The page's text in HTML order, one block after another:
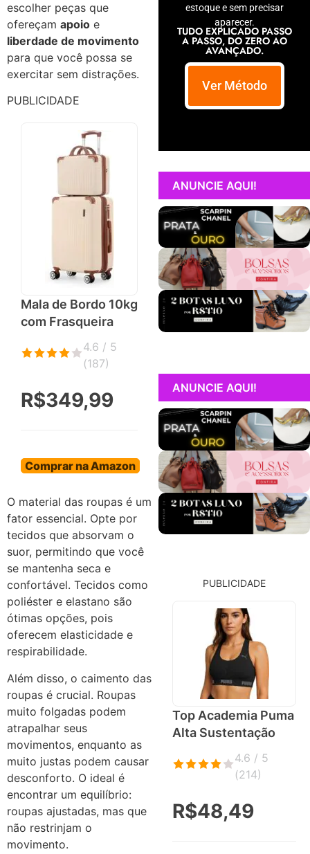
escolher peças que
ofereçam apoio e
liberdade de movimento
para que você possa se
exercitar sem distrações.
PUBLICIDADE
Mala de Bordo 10kg
com Frasqueira
4.6 / 5
(187)
R$349,99
Comprar na Amazon
O material das roupas é um
fator essencial. Opte por
tecidos que absorvam o
suor, permitindo que você
se mantenha seca e
confortável. Tecidos como
poliéster e elastano são
ótimas opções, pois
oferecem elasticidade e
respirabilidade.
Além disso, o caimento das
roupas é crucial. Roupas
muito folgadas podem
atrapalhar seus
movimentos, enquanto as
muito justas podem causar
desconforto. O ideal é
encontrar um equilíbrio:
roupas ajustadas, mas que
não restrinjam o
movimento.
estoque e sem precisar
aparecer.
TUDO EXPLICADO PASSO
A PASSO, DO ZERO AO
AVANÇADO.
Ver Método
ANUNCIE AQUI!
ANUNCIE AQUI!
PUBLICIDADE
Top Academia Puma
Alta Sustentação
4.6 / 5
(214)
R$48,49